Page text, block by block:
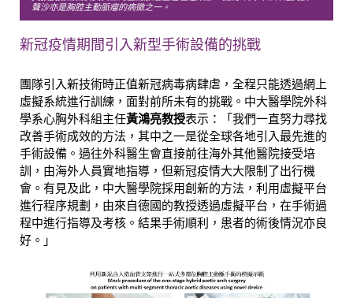
聲沙亦是胸腔主動脈瘤的病徵之一。
新冠疫情期間引入新型手術設備的挑戰
團隊引入新技術時正值新冠病毒病肆虐，全程只能透過網上
虛擬系統進行訓練，面對前所未有的挑戰。中大醫學院外科
學系心胸外科組主任黃鴻亮教授表示：「我們一直努力尋找
改善手術成效的方法，其中之一是從全球各地引入最先進的
手術設備。過往外科醫生會直接前往海外其他醫院接受培
訓，由海外人員實地指導，但新冠疫情大大限制了出行機
會。有見及此，中大醫學院採用創新的方法，利用虛擬平台
進行程序規劃，由來自德國的教授透過虛擬平台，在手術過
程中進行指導及考核。結果手術順利，患者的術後情況亦良
好。」